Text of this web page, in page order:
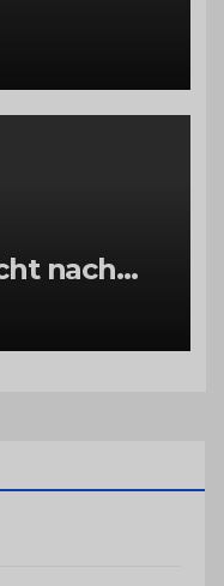
nach